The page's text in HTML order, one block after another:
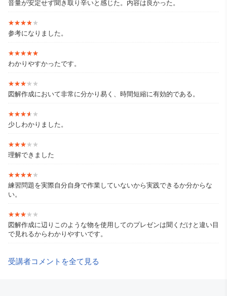
音量が安定せず聞き取り辛いと感じた。内容は良かった。
★★★★★
★★★★★
参考になりました。
★★★★★
★★★★★
わかりやすかったです。
★★★★★
★★★★★
図解作成において非常に分かり易く、時間短縮に有効的である。
★★★★★
★★★★★
少しわかりました。
★★★★★
★★★★★
理解できました
★★★★★
★★★★★
練習問題を実際自分自身で作業していないから実践できるか分からな
い。
★★★★★
★★★★★
図解作成に辺りこのような物を使用してのプレゼンは聞くだけと違い目
で見れるからわかりやすいです。
受講者コメントを全て見る